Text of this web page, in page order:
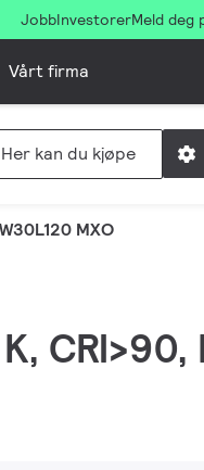
JobbInvestorerMeld deg
Vårt firma
Her kan du kjøpe
MXO
CRI>90,